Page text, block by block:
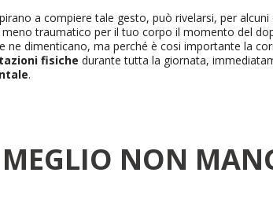
a compiere tale gesto, può rivelarsi, per
traumatico per il tuo corpo il momento del
ne dimenticano, ma perché è cosi importante la
fisiche durante tutta la giornata,
.
MEGLIO NON